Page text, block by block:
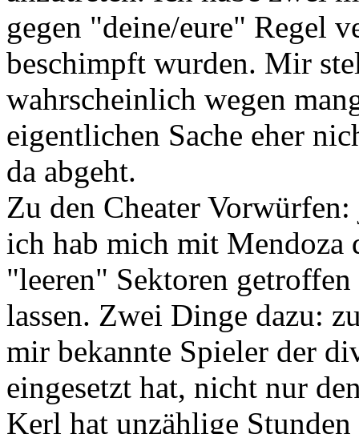
gegen "deine/eure" Regel
beschimpft wurden. Mir
wahrscheinlich wegen
eigentlichen Sache eher
da abgeht.
Zu den Cheater
ich hab mich mit Mendoza
"leeren" Sektoren
lassen. Zwei Dinge dazu:
mir bekannte Spieler der
eingesetzt hat, nicht nur
Kerl hat unzählige